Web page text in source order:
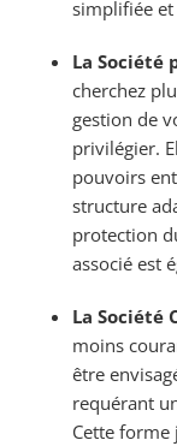
simplifiée et
La Société
cherchez
gestion de
privilégier.
pouvoirs
structure
protection
associé est
La Société
moins
être
requérant
Cette